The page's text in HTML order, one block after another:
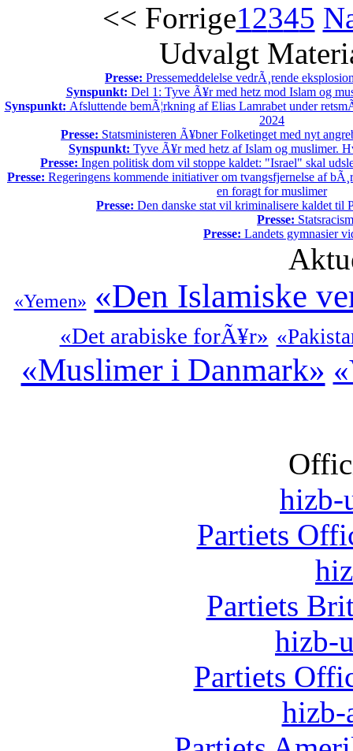
<< Forrige12345
Udvalgt
Presse: Pressemeddelelse vedrÃ¸rende
Synspunkt: Del 1: Tyve Ã¥r med hetz mod Islam og
Synspunkt: Afsluttende bemÃ¦rkning af Elias Lamrabet under
2024
Presse: Statsministeren Ã¥bner Folketinget med nyt
Synspunkt: Tyve Ã¥r med hetz af Islam og muslimer.
Presse: Ingen politisk dom vil stoppe kaldet: "Israel" skal
Presse: Regeringens kommende initiativer om tvangsfjernelse af
en foragt for muslimer
Presse: Den danske stat vil kriminalisere kaldet til
Presse:
Presse: Landets gymnasier
«Yemen» «Den Islamiske
«Det arabiske forÃ¥r»
«Muslimer i Danmark»
hizb-
Partiets
Partiets
hizb-
Partiets
hizb-